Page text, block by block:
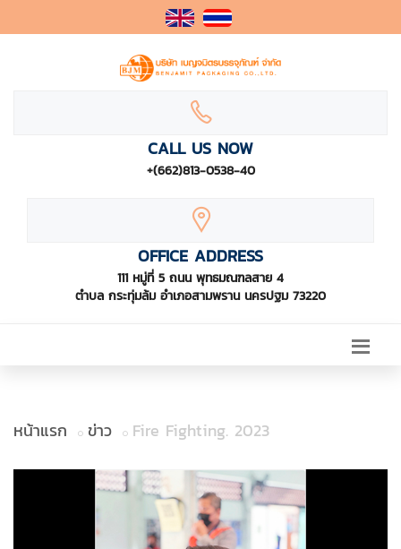
CALL US NOW
+(662)813-0538-40
OFFICE ADDRESS
111 หมู่ที่ 5 ถนน พุทธมณฑลสาย 4
ตำบล กระทุ่มล้ม อำเภอสามพราน นครปฐม 73220
หน้าแรก ข่าว Fire Fighting. 2023
Previous